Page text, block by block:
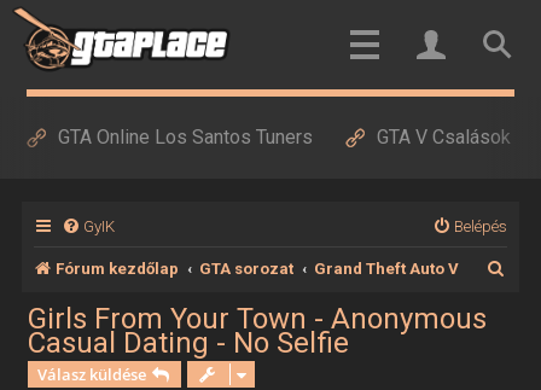
GTA Online Los Santos Tuners GTA V Csalások
GyIK Belépés
Fórum kezdőlap GTA sorozat Grand Theft Auto V
Girls From Your Town - Anonymous
Casual Dating - No Selfie
Válasz küldése